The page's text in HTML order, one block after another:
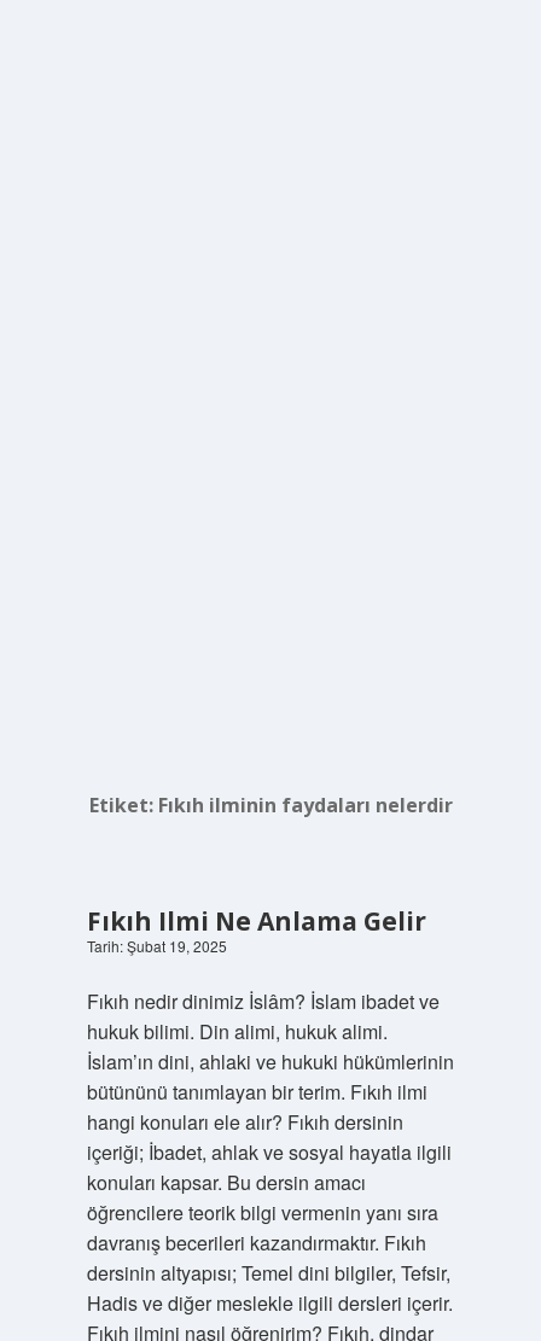
Etiket: Fıkıh ilminin faydaları nelerdir
Fıkıh Ilmi Ne Anlama Gelir
Tarih: Şubat 19, 2025
Fıkıh nedir dinimiz İslâm? İslam ibadet ve
hukuk bilimi. Din alimi, hukuk alimi.
İslam’ın dini, ahlaki ve hukuki hükümlerinin
bütününü tanımlayan bir terim. Fıkıh ilmi
hangi konuları ele alır? Fıkıh dersinin
içeriği; İbadet, ahlak ve sosyal hayatla ilgili
konuları kapsar. Bu dersin amacı
öğrencilere teorik bilgi vermenin yanı sıra
davranış becerileri kazandırmaktır. Fıkıh
dersinin altyapısı; Temel dini bilgiler, Tefsir,
Hadis ve diğer meslekle ilgili dersleri içerir.
Fıkıh ilmini nasıl öğrenirim? Fıkıh, dindar